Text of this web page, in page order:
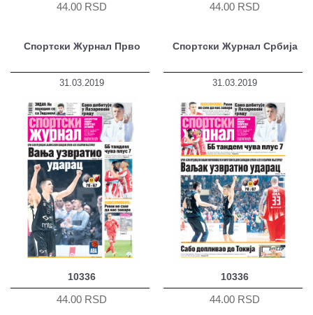
44.00 RSD 44.00 RSD
Спортски Журнал Прво
31.03.2019
10336
44.00 RSD
Спортски Журнал Србија
31.03.2019
10336
44.00 RSD